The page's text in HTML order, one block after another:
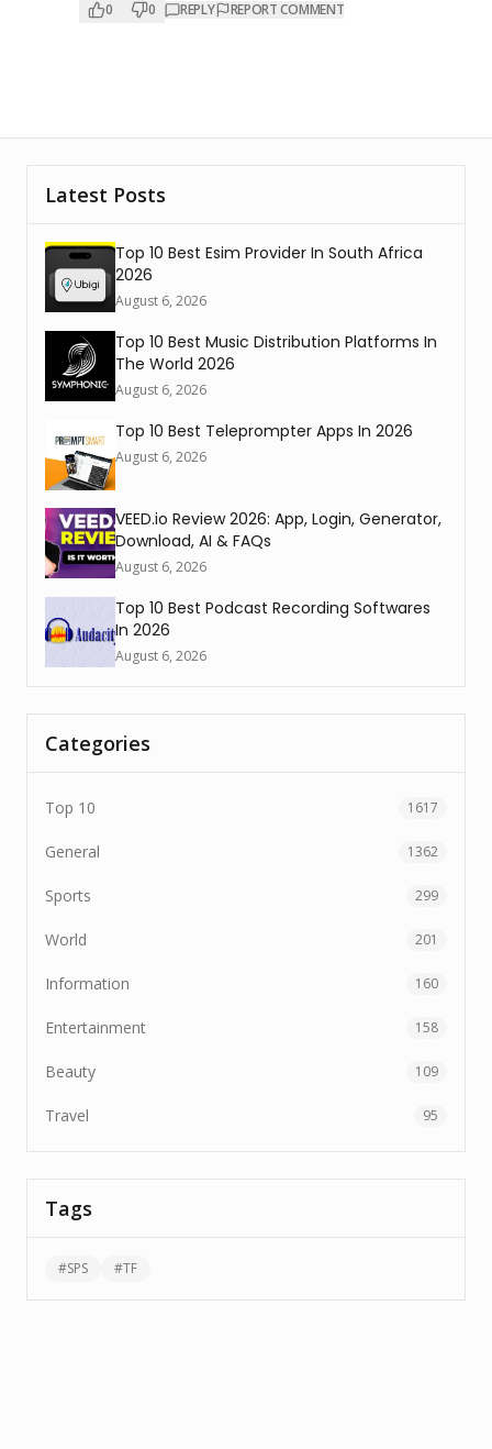
0 0 REPLY REPORT COMMENT
Latest Posts
Top 10 Best Esim Provider In South Africa
2026
August 6, 2026
Top 10 Best Music Distribution Platforms In
The World 2026
August 6, 2026
Top 10 Best Teleprompter Apps In 2026
August 6, 2026
VEED.io Review 2026: App, Login, Generator,
Download, AI & FAQs
August 6, 2026
Top 10 Best Podcast Recording Softwares
In 2026
August 6, 2026
Categories
Top 10 1617
General 1362
Sports 299
World 201
Information 160
Entertainment 158
Beauty 109
Travel 95
Tags
#SPS #TF